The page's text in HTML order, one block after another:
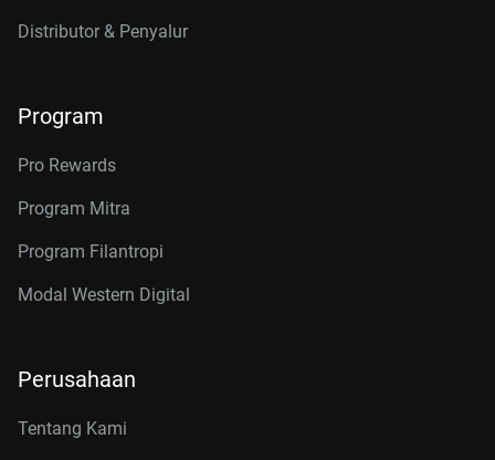
Distributor & Penyalur
Program
Pro Rewards
Program Mitra
Program Filantropi
Modal Western Digital
Perusahaan
Tentang Kami